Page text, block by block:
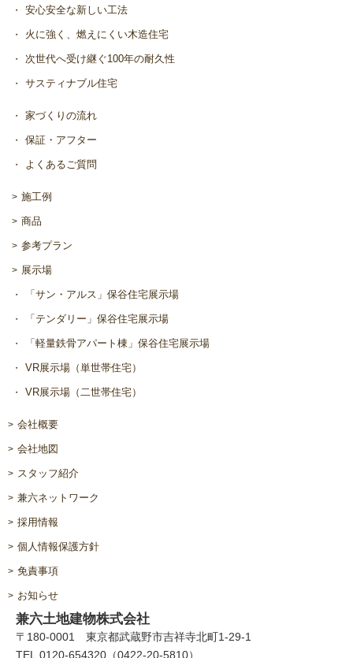
安心安全な新しい工法
火に強く、燃えにくい木造住宅
次世代へ受け継ぐ100年の耐久性
サスティナブル住宅
家づくりの流れ
保証・アフター
よくあるご質問
施工例
商品
参考プラン
展示場
「サン・アルス」保谷住宅展示場
「テンダリー」保谷住宅展示場
「軽量鉄骨アパート棟」保谷住宅展示場
VR展示場（単世帯住宅）
VR展示場（二世帯住宅）
会社概要
会社地図
スタッフ紹介
兼六ネットワーク
採用情報
個人情報保護方針
免責事項
お知らせ
兼六土地建物株式会社
〒180-0001 東京都武蔵野市吉祥寺北町1-29-1
TEL 0120-654320（0422-20-5810）